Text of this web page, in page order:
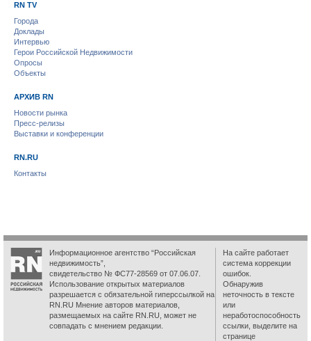
RN TV
Города
Доклады
Интервью
Герои Российской Недвижимости
Опросы
Объекты
АРХИВ RN
Новости рынка
Пресс-релизы
Выставки и конференции
RN.RU
Контакты
Информационное агентство “Российская
недвижимость”,
свидетельство № ФС77-28569 от 07.06.07.
Использование открытых материалов
разрешается с обязательной гиперссылкой на
RN.RU Мнение авторов материалов,
размещаемых на сайте RN.RU, может не
совпадать с мнением редакции.
На сайте работает
система коррекции
ошибок.
Обнаружив
неточность в тексте
или
неработоспособность
ссылки, выделите на
странице